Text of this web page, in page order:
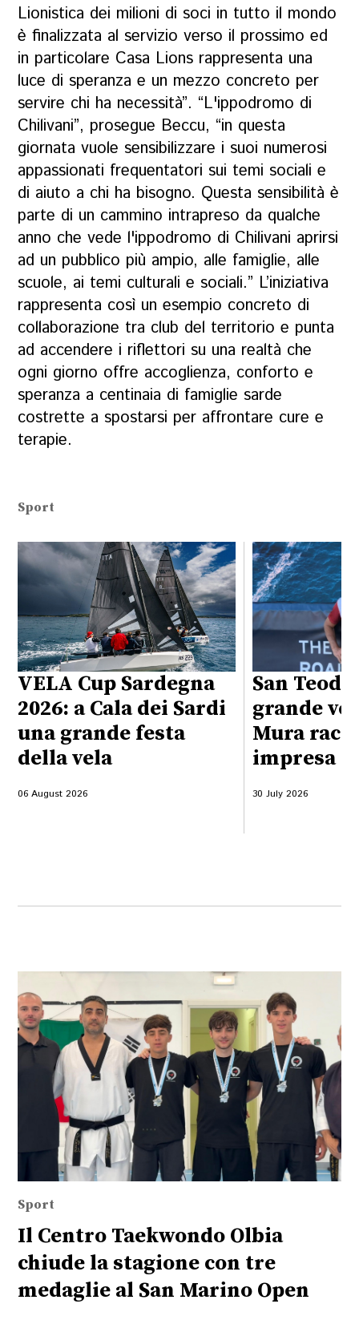
Lionistica dei milioni di soci in tutto il mondo
è finalizzata al servizio verso il prossimo ed
in particolare Casa Lions rappresenta una
luce di speranza e un mezzo concreto per
servire chi ha necessità”. “L'ippodromo di
Chilivani”, prosegue Beccu, “in questa
giornata vuole sensibilizzare i suoi numerosi
appassionati frequentatori sui temi sociali e
di aiuto a chi ha bisogno. Questa sensibilità è
parte di un cammino intrapreso da qualche
anno che vede l'ippodromo di Chilivani aprirsi
ad un pubblico più ampio, alle famiglie, alle
scuole, ai temi culturali e sociali.” L’iniziativa
rappresenta così un esempio concreto di
collaborazione tra club del territorio e punta
ad accendere i riflettori su una realtà che
ogni giorno offre accoglienza, conforto e
speranza a centinaia di famiglie sarde
costrette a spostarsi per affrontare cure e
terapie.
Sport
VELA Cup Sardegna
2026: a Cala dei Sardi
una grande festa
della vela
06 August 2026
San
grande
Mura
impresa
30 July 2026
Sport
Il Centro Taekwondo Olbia
chiude la stagione con tre
medaglie al San Marino Open